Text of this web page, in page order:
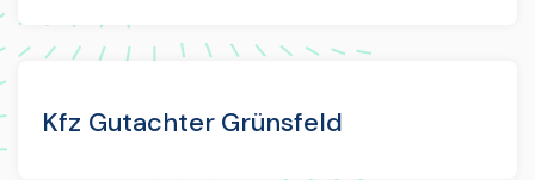
Kfz Gutachter Grünsfeld